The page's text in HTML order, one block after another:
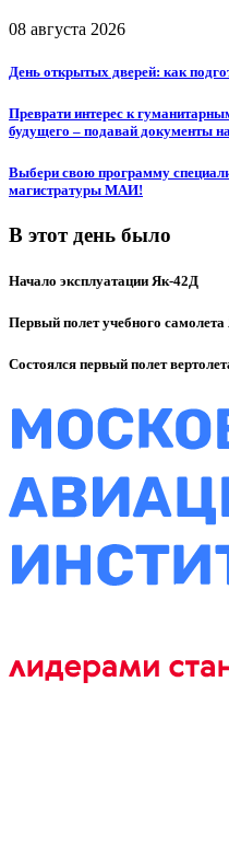
08 августа 2026
День открытых дверей: как
Преврати интерес к
будущего – подавай документы
Выбери свою программу
магистратуры МАИ!
В этот день было
Начало эксплуатации Як-42Д
Первый полет учебного самолета
Состоялся первый полет